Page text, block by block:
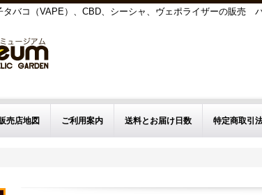
タバコ（VAPE）、CBD、シーシャ、ヴェポライザーの販売
売店地図 ご利用案内 送料とお届け日数 特定商取引